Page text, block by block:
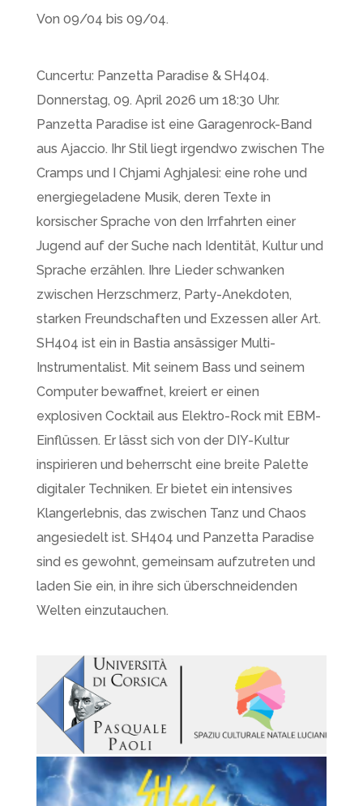
Von 09/04 bis 09/04.
Cuncertu: Panzetta Paradise & SH404.
Donnerstag, 09. April 2026 um 18:30 Uhr.
Panzetta Paradise ist eine Garagenrock-Band
aus Ajaccio. Ihr Stil liegt irgendwo zwischen The
Cramps und I Chjami Aghjalesi: eine rohe und
energiegeladene Musik, deren Texte in
korsischer Sprache von den Irrfahrten einer
Jugend auf der Suche nach Identität, Kultur und
Sprache erzählen. Ihre Lieder schwanken
zwischen Herzschmerz, Party-Anekdoten,
starken Freundschaften und Exzessen aller Art.
SH404 ist ein in Bastia ansässiger Multi-
Instrumentalist. Mit seinem Bass und seinem
Computer bewaffnet, kreiert er einen
explosiven Cocktail aus Elektro-Rock mit EBM-
Einflüssen. Er lässt sich von der DIY-Kultur
inspirieren und beherrscht eine breite Palette
digitaler Techniken. Er bietet ein intensives
Klangerlebnis, das zwischen Tanz und Chaos
angesiedelt ist. SH404 und Panzetta Paradise
sind es gewohnt, gemeinsam aufzutreten und
laden Sie ein, in ihre sich überschneidenden
Welten einzutauchen.